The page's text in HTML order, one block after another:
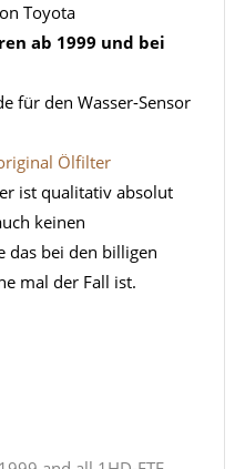
Toyota
ab 1999 und bei
für den Wasser-Sensor
Ölfilter
ist qualitativ absolut
keinen
das bei den billigen
mal der Fall ist.